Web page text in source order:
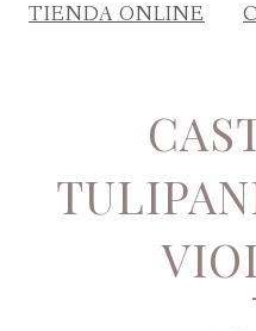
TIENDA ONLINE